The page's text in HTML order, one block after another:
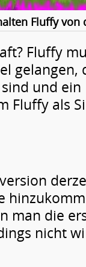
Fluffy von
Fluffy
gelangen,
und ein
Fluffy als
man die
nicht